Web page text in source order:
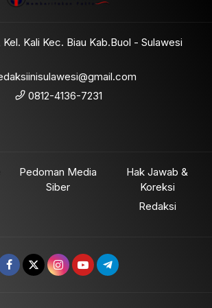
Kel. Kali Kec. Biau Kab.Buol - Sulawesi
0812-4136-7231
Pedoman Media
Siber
Hak Jawab &
Koreksi
Redaksi